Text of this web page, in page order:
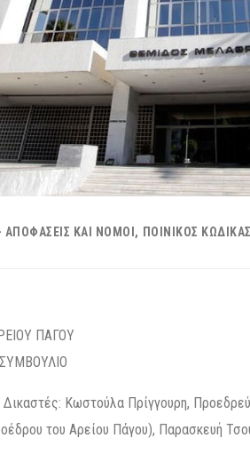
ΚΑΙ ΝΌΜΟΙ ΠΟΙΝΙΚΌΣ ΚΏΔΙΚΑΣ
ΠΑΓΟΥ
Κωστούλα Πρίγγουρη,
του Αρείου Πάγου), Παρασκευή